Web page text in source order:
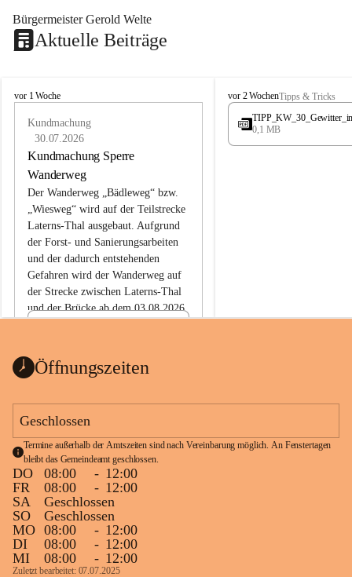
Bürgermeister Gerold Welte
Aktuelle Beiträge
L
vor 1 Woche
Kundmachung
30.07.2026
Kundmachung Sperre
Wanderweg
Der Wanderweg „Bädleweg“ bzw.
„Wiesweg“ wird auf der Teilstrecke
Laterns-Thal ausgebaut. Aufgrund
der Forst- und Sanierungsarbeiten
und der dadurch entstehenden
Gefahren wird der Wanderweg auf
der Strecke zwischen Laterns-Thal
und der Brücke ab dem 03.08.2026
ht
1 Seite•0,1 MB
L
a
e
vor 2 WochenTipps & Tricks
0,1 MB
Öffnungszeiten
Geschlossen
Termine außerhalb der Amtszeiten sind nach Vereinbarung möglich. An Fenstertagen
bleibt das Gemeindeamt geschlossen.
DO 08:00 - 12:00
FR
08:00 - 12:00
SA
Geschlossen
SO
Geschlossen
MO 08:00 - 12:00
DI
08:00 - 12:00
MI
08:00 - 12:00
Zuletzt bearbeitet: 07.07.2025